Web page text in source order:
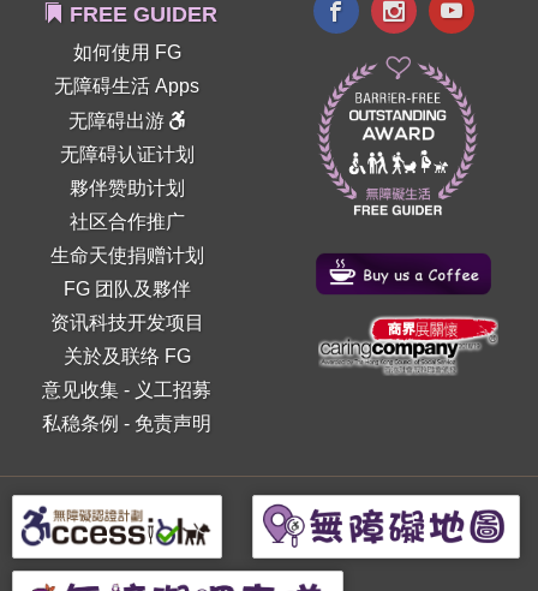
FREE GUIDER
如何使用 FG
无障碍生活 Apps
无障碍出游
无障碍认证计划
夥伴赞助计划
社区合作推广
生命天使捐赠计划
FG 团队及夥伴
资讯科技开发项目
关於及联络 FG
意见收集 - 义工招募
私稳条例 - 免责声明